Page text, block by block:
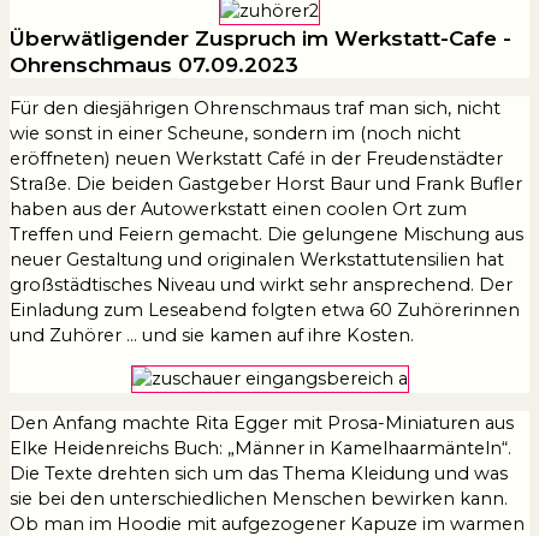
Überwätligender Zuspruch im Werkstatt-Cafe -
Ohrenschmaus 07.09.2023
Für den diesjährigen Ohrenschmaus traf man sich, nicht
wie sonst in einer Scheune, sondern im (noch nicht
eröffneten) neuen Werkstatt Café in der Freudenstädter
Straße. Die beiden Gastgeber Horst Baur und Frank Bufler
haben aus der Autowerkstatt einen coolen Ort zum
Treffen und Feiern gemacht. Die gelungene Mischung aus
neuer Gestaltung und originalen Werkstattutensilien hat
großstädtisches Niveau und wirkt sehr ansprechend. Der
Einladung zum Leseabend folgten etwa 60 Zuhörerinnen
und Zuhörer … und sie kamen auf ihre Kosten.
Den Anfang machte Rita Egger mit Prosa-Miniaturen aus
Elke Heidenreichs Buch: „Männer in Kamelhaarmänteln“.
Die Texte drehten sich um das Thema Kleidung und was
sie bei den unterschiedlichen Menschen bewirken kann.
Ob man im Hoodie mit aufgezogener Kapuze im warmen